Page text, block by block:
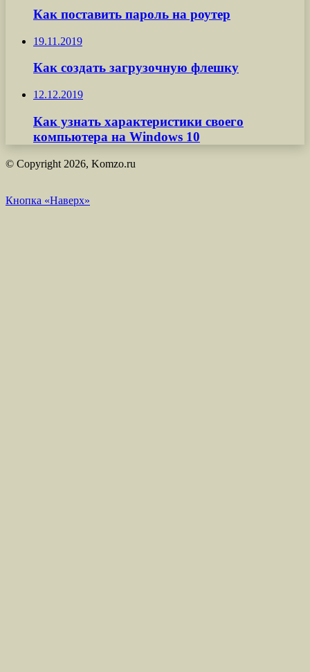
Как поставить пароль на роутер
19.11.2019
Как создать загрузочную флешку
12.12.2019
Как узнать характеристики своего
компьютера на Windows 10
© Copyright 2026, Komzo.ru
Кнопка «Наверх»